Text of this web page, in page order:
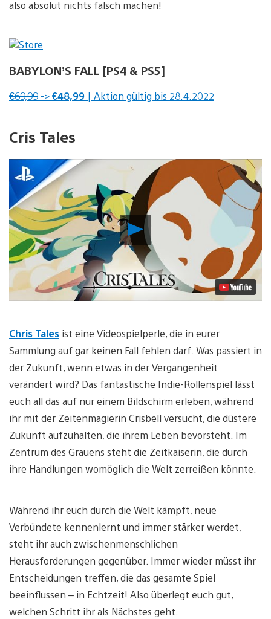
also absolut nichts falsch machen!
BABYLON’S FALL [PS4 & PS5]
€69,99 ->€48,99 | Aktion gültig bis 28.4.2022
Cris Tales
Video
abspielen
Chris Tales ist eine Videospielperle, die in eurer
Sammlung auf gar keinen Fall fehlen darf. Was passiert in
der Zukunft, wenn etwas in der Vergangenheit
verändert wird? Das fantastische Indie-Rollenspiel lässt
euch all das auf nur einem Bildschirm erleben, während
ihr mit der Zeitenmagierin Crisbell versucht, die düstere
Zukunft aufzuhalten, die ihrem Leben bevorsteht. Im
Zentrum des Grauens steht die Zeitkaiserin, die durch
ihre Handlungen womöglich die Welt zerreißen könnte.
Während ihr euch durch die Welt kämpft, neue
Verbündete kennenlernt und immer stärker werdet,
steht ihr auch zwischenmenschlichen
Herausforderungen gegenüber. Immer wieder müsst ihr
Entscheidungen treffen, die das gesamte Spiel
beeinflussen – in Echtzeit! Also überlegt euch gut,
welchen Schritt ihr als Nächstes geht.